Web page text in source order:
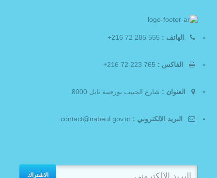
الهاتف :
الفاكس :
العنوان : شارع الحبيب بورقيبة نابل 8000
البريد الالكتروني :
الاشتراك